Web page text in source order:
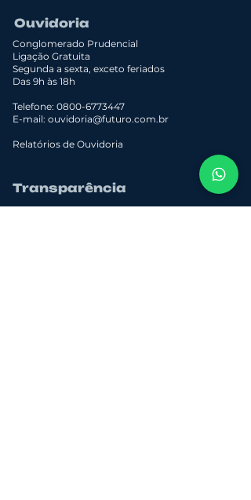
Ouvidoria
Conglomerado Prudencial
Ligação Gratuita
​Segunda a sexta, exceto feriados
Das 9h às 18h
Telefone: 0800-6773447
E-mail: ouvidoria@futuro.com.br
Relatórios de Ouvidoria
Transparência